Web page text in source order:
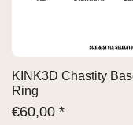
KINK3D Chastity
Ring
€60,00 *